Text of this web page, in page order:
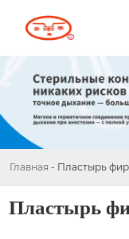
Главная - Пластырь
Пластырь